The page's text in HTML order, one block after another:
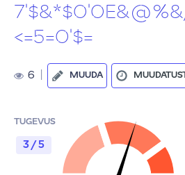
<=5=0'$=
6 MUUDA
TUGEVUS
3 / 5